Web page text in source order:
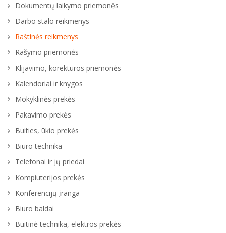
Dokumentų laikymo priemonės
Darbo stalo reikmenys
Raštinės reikmenys
Rašymo priemonės
Klijavimo, korektūros priemonės
Kalendoriai ir knygos
Mokyklinės prekės
Pakavimo prekės
Buities, ūkio prekės
Biuro technika
Telefonai ir jų priedai
Kompiuterijos prekės
Konferencijų įranga
Biuro baldai
Buitinė technika, elektros prekės